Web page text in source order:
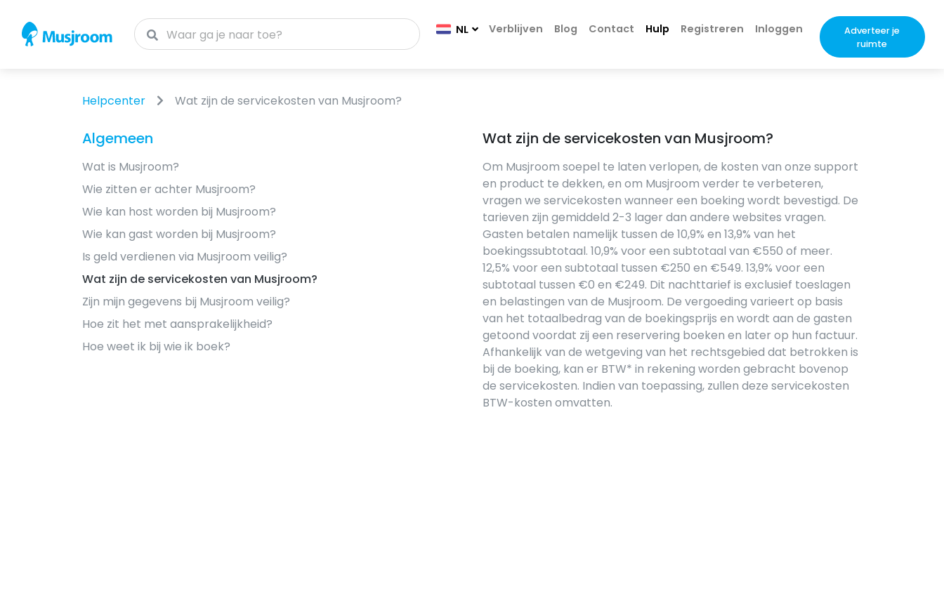
NL Verblijven Blog Contact Hulp Registreren Inloggen
Adverteer je
ruimte
Helpcenter Wat zijn de servicekosten van Musjroom?
Algemeen
Wat is Musjroom?
Wie zitten er achter Musjroom?
Wie kan host worden bij Musjroom?
Wie kan gast worden bij Musjroom?
Is geld verdienen via Musjroom veilig?
Wat zijn de servicekosten van Musjroom?
Zijn mijn gegevens bij Musjroom veilig?
Hoe zit het met aansprakelijkheid?
Hoe weet ik bij wie ik boek?
Wat zijn de servicekosten van Musjroom?
Om Musjroom soepel te laten verlopen, de kosten van onze support
en product te dekken, en om Musjroom verder te verbeteren,
vragen we servicekosten wanneer een boeking wordt bevestigd. De
tarieven zijn gemiddeld 2-3 lager dan andere websites vragen.
Gasten betalen namelijk tussen de 10,9% en 13,9% van het
boekingssubtotaal. 10,9% voor een subtotaal van €550 of meer.
12,5% voor een subtotaal tussen €250 en €549. 13,9% voor een
subtotaal tussen €0 en €249. Dit nachttarief is exclusief toeslagen
en belastingen van de Musjroom. De vergoeding varieert op basis
van het totaalbedrag van de boekingsprijs en wordt aan de gasten
getoond voordat zij een reservering boeken en later op hun factuur.
Afhankelijk van de wetgeving van het rechtsgebied dat betrokken is
bij de boeking, kan er BTW* in rekening worden gebracht bovenop
de servicekosten. Indien van toepassing, zullen deze servicekosten
BTW-kosten omvatten.